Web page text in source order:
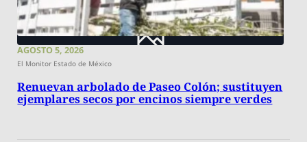
AGOSTO 5, 2026
El Monitor Estado de México
Renuevan arbolado de Paseo Colón; sustituyen
ejemplares secos por encinos siempre verdes